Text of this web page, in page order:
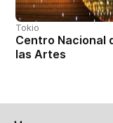
Tokio
Centro Nacional
las Artes